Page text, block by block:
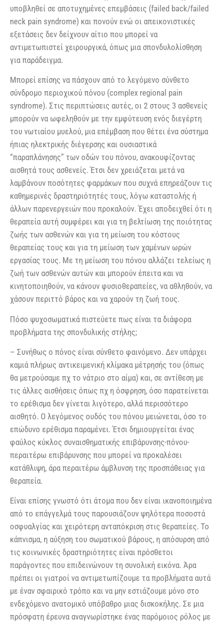
υποβληθεί σε αποτυχημένες επεμβάσεις (failed back/failed
neck pain syndrome) και πονούν ενώ οι απεικονιστικές
εξετάσεις δεν δείχνουν αίτιο που μπορεί να
αντιμετωπιστεί χειρουργικά, όπως μια σπονδυλολίσθηση
για παράδειγμα.
Μπορεί επίσης να πάσχουν από το λεγόμενο σύνθετο
σύνδρομο περιοχικού πόνου (complex regional pain
syndrome). Στις περιπτώσεις αυτές, οι 2 στους 3 ασθενείς
μπορούν να ωφεληθούν με την εμφύτευση ενός διεγέρτη
του νωτιαίου μυελού, μια επέμβαση που θέτει ένα σύστημα
ήπιας ηλεκτρικής διέγερσης και ουσιαστικά
“παραπλάνησης” των οδών του πόνου, ανακουφίζοντας
αισθητά τους ασθενείς. Έτσι δεν χρειάζεται μετά να
λαμβάνουν ποσότητες φαρμάκων που συχνά επηρεάζουν τις
καθημερινές δραστηριότητές τους, λόγω καταστολής ή
άλλων παρενεργειών που προκαλούν. Έχει αποδειχθεί ότι η
θεραπεία αυτή συμφέρει και για τη βελτίωση της ποιότητας
ζωής των ασθενών και για τη μείωση του κόστους
θεραπείας τους και για τη μείωση των χαμένων ωρών
εργασίας τους. Με τη μείωση του πόνου αλλάζει τελείως η
ζωή των ασθενών αυτών και μπορούν έπειτα και να
κινητοποιηθούν, να κάνουν φυσιοθεραπείες, να αθληθούν, να
χάσουν περιττό βάρος και να χαρούν τη ζωή τους.
Πόσο ψυχοσωματικά πιστεύετε πως είναι τα διάφορα
προβλήματα της σπονδυλικής στήλης;
– Συνήθως ο πόνος είναι σύνθετο φαινόμενο. Δεν υπάρχει
καμιά πλήρως αντικειμενική κλίμακα μέτρησής του (όπως
θα μετρούσαμε πχ το νάτριο στο αίμα) και, σε αντίθεση με
τις άλλες αισθήσεις όπως πχ η όσφρηση, όσο παρατείνεται
το ερέθισμα δεν γίνεται λιγότερο, αλλά περισσότερο
αισθητό. Ο λεγόμενος ουδός του πόνου μειώνεται, όσο το
επώδυνο ερέθισμα παραμένει. Έτσι δημιουργείται ένας
φαύλος κύκλος συναισθηματικής επιβάρυνσης-πόνου-
περαιτέρω επιβάρυνσης που μπορεί να προκαλέσει
κατάθλιψη, άρα περαιτέρω άμβλυνση της προσπάθειας για
θεραπεία.
Είναι επίσης γνωστό ότι άτομα που δεν είναι ικανοποιημένα
από το επάγγελμά τους παρουσιάζουν ψηλότερα ποσοστά
οσφυαλγίας και χειρότερη ανταπόκριση στις θεραπείες. Το
κάπνισμα, η αύξηση του σωματικού βάρους, η απόσυρση από
τις κοινωνικές δραστηριότητες είναι πρόσθετοι
παράγοντες που επιδεινώνουν τη συνολική εικόνα. Άρα
πρέπει οι γιατροί να αντιμετωπίζουμε τα προβλήματα αυτά
με έναν σφαιρικό τρόπο και να μην εστιάζουμε μόνο στο
ενδεχόμενο ανατομικό υπόβαθρο μιας δισκοκήλης. Σε μια
πρόσφατη έρευνα αναγνωρίστηκε ένας παρόμοιος ρόλος με